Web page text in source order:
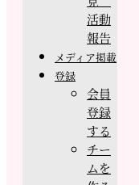
活動
報告
メディア掲載
登録
会員
登録
する
チー
ムを